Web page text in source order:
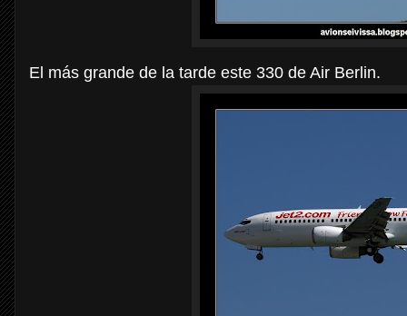
El más grande de la tarde este 330 de Air Berlin.